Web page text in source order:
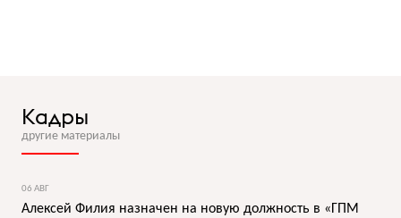
Кадры
другие материалы
06 АВГ
Алексей Филия назначен на новую должность в «ГПМ